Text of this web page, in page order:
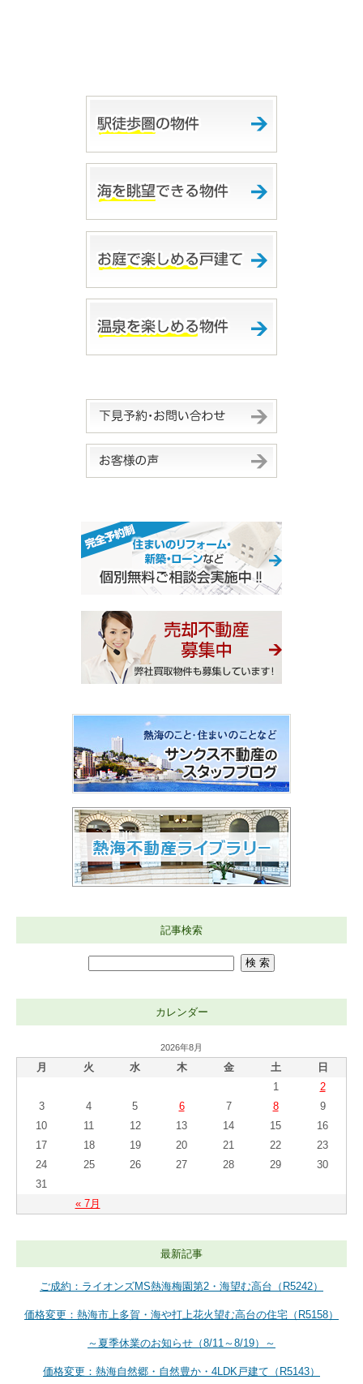
記事検索
カレンダー
2026年8月
月 火 水 木 金 土 日
« 7月
1
2
3
4 5 6 7 8
9
10
11 12 13 14 15
16
17
18 19 20 21 22
23
24
25 26 27 28 29
30
31
最新記事
ご成約：ライオンズMS熱海梅園第2・海望む高台（R5242）
価格変更：熱海市上多賀・海や打上花火望む高台の住宅（R5158）
～夏季休業のお知らせ（8/11～8/19）～
価格変更：熱海自然郷・自然豊か・4LDK戸建て（R5143）